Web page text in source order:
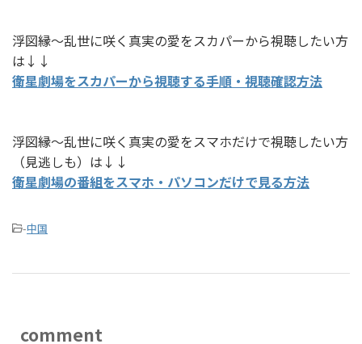
浮図縁～乱世に咲く真実の愛をスカパーから視聴したい方
は↓↓
衛星劇場をスカパーから視聴する手順・視聴確認方法
浮図縁～乱世に咲く真実の愛をスマホだけで視聴したい方
（見逃しも）は↓↓
衛星劇場の番組をスマホ・パソコンだけで見る方法
-中国
comment